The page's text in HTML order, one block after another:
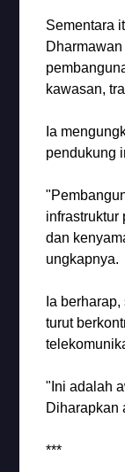
Sementara
kawasan,
Ia
pendukung
infrastruktur
dan
ungkapnya.
Ia
turut
"Ini adalah
Diharapkan
***